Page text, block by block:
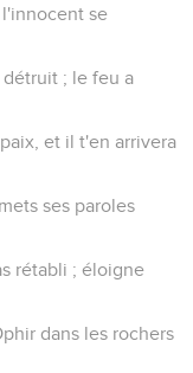
se
; le feu a
et il t'en arrivera
ses paroles
rétabli ; éloigne
dans les rochers